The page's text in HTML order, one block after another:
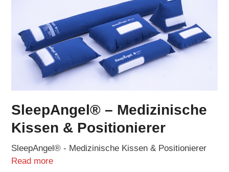
SleepAngel® – Medizinische
Kissen & Positionierer
SleepAngel® - Medizinische Kissen & Positionierer
Read more